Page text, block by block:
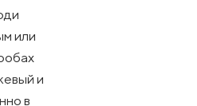
или
и
в